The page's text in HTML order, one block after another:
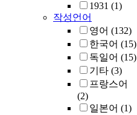
1931 (1)
작성언어
영어 (132)
한국어 (15)
독일어 (15)
기타 (3)
프랑스어
(2)
일본어 (1)